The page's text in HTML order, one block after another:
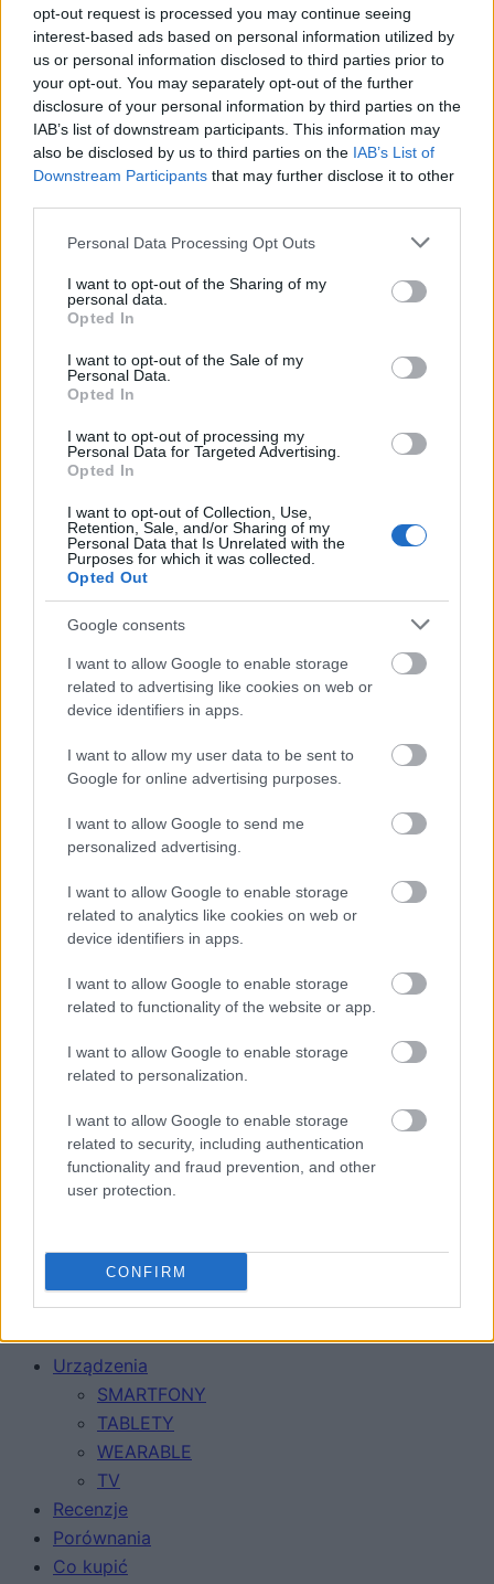
opt-out request is processed you may continue seeing
interest-based ads based on personal information utilized by
us or personal information disclosed to third parties prior to
your opt-out. You may separately opt-out of the further
disclosure of your personal information by third parties on the
IAB’s list of downstream participants. This information may
also be disclosed by us to third parties on the IAB’s List of
Downstream Participants that may further disclose it to other
Please note that this website/app uses one or more Google
not limited to your visit or usage behaviour. You may click to
grant or deny consent to Google and its third-party tags to
use your data for below specified purposes in below Google
consent section.
Personal Data Processing Opt Outs
I want to opt-out of the Sharing of my
personal data.
Opted In
I want to opt-out of the Sale of my
Personal Data.
Opted In
I want to opt-out of processing my
Personal Data for Targeted Advertising.
Opted In
I want to opt-out of Collection, Use,
Retention, Sale, and/or Sharing of my
Personal Data that Is Unrelated with the
Purposes for which it was collected.
Opted Out
Google consents
I want to allow Google to enable storage
related to advertising like cookies on web or
device identifiers in apps.
I want to allow my user data to be sent to
Google for online advertising purposes.
I want to allow Google to send me
personalized advertising.
I want to allow Google to enable storage
related to analytics like cookies on web or
device identifiers in apps.
I want to allow Google to enable storage
related to functionality of the website or app.
I want to allow Google to enable storage
related to personalization.
I want to allow Google to enable storage
related to security, including authentication
functionality and fraud prevention, and other
user protection.
CONFIRM
… 36 37 38
© 2026 Tabletowo.pl. Wszelkie prawa zastrzeżone. K
KONTAKT
REDAKCJA
POLITYKA PRYWATNOŚCI
Urządzenia
SMARTFONY
TABLETY
WEARABLE
TV
Porównania
Porady
Promocje
FinTech
Hardware PC
Moto
AI
Reklama
Kontakt
Urządzenia
SMARTFONY
TABLETY
WEARABLE
TV
Recenzje
Porównania
Co kupić